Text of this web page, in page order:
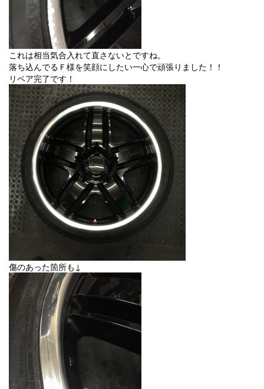
これは相当気合入れて直さないとですね。
落ち込んでるＦ様を笑顔にしたい一心で頑張りました！！
リペア完了です！
傷のあった箇所も↓